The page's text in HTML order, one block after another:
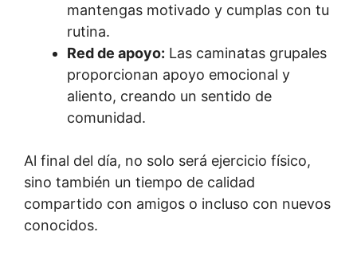
mantengas motivado y cumplas con tu
rutina.
Red de apoyo: Las caminatas grupales
proporcionan apoyo emocional y
aliento, creando un sentido de
comunidad.
Al final del día, no solo será ejercicio físico,
sino también un tiempo de calidad
compartido con amigos o incluso con nuevos
conocidos.